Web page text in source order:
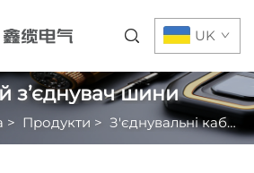
UK
з’єднувач шини
> Продукти > З'єднувальні кабельні аксесуари